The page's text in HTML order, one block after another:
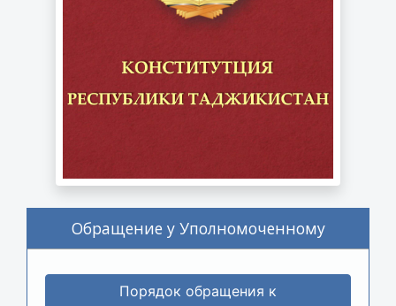
Обращение у Уполномоченному
Порядок обращения к